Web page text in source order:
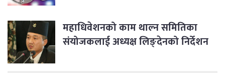
महाधिवेशनको काम थाल्न समितिका
संयोजकलाई अध्यक्ष लिङ्देनको निर्देशन